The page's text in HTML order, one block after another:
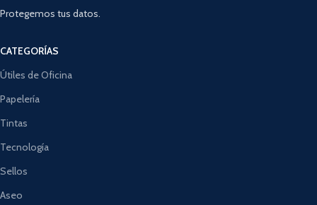
Protegemos tus datos.
CATEGORÍAS
Útiles de Oficina
Papelería
Tintas
Tecnología
Sellos
Aseo